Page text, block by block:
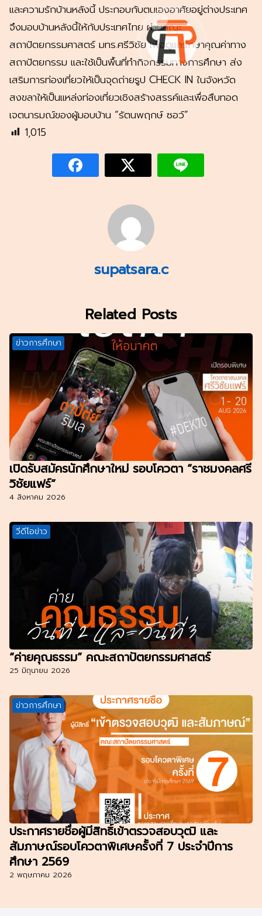
และความรักบ้านหลังนี้ ประกอบกับตนเองอาศัยอยู่ต่างประเทศ
จึงมอบบ้านหลังนี้ให้กับประเทศไทย ผ่านคณะ
สถาปัตยกรรมศาสตร์ มทร.ศรีวิชัย เพื่อดูแลรักษาคุณค่าทาง
สถาปัตยกรรม และใช้เป็นพื้นที่ทำกิจกรรมทางการศึกษา ส่ง
เสริมการท่องเที่ยวให้เป็นจุดถ่ายรูป CHECK IN ในจังหวัด
สงขลาให้เป็นแหล่งท่องเที่ยวเชิงสร้างสรรค์และเพื่อสืบทอด
เจตนารมณ์ของผู้มอบบ้าน “รัตนพฤกษ์ ซอว์”
1,015
supatsara.c
Related Posts
ข่าวการศึกษา
เปิดรับสมัครนักศึกษาใหม่ รอบโควตา “ราชมงคลศรี
วิชัยแฟร์”
4 สิงหาคม 2026
วีดีโอข่าว
“ค่ายคุณธรรม” คณะสถาปัตยกรรมศาสตร์
25 มิถุนายน 2026
ข่าวการศึกษา
ประกาศรายชื่อผู้มีสิทธิ์เข้าตรวจสอบวุฒิ และ
สัมภาษณ์รอบโควตาพิเศษครั้งที่ 7 ประจำปีการ
ศึกษา 2569
2 พฤษภาคม 2026